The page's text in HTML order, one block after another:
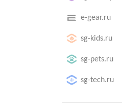
e-gear.ru
sg-kids.ru
sg-pets.ru
sg-tech.ru